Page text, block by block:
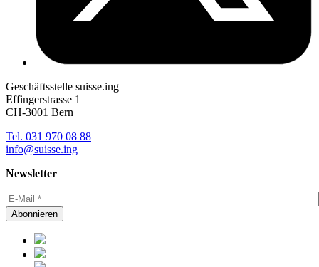
Geschäftsstelle suisse.ing
Effingerstrasse 1
CH-3001 Bern
Tel. 031 970 08 88
info@suisse.ing
Newsletter
Abonnieren